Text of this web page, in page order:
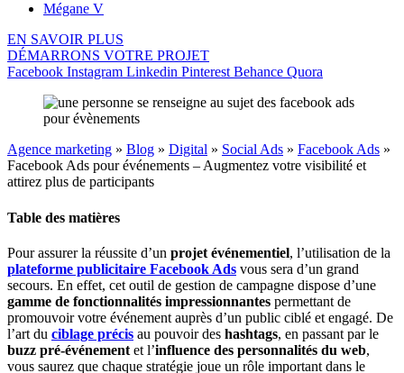
Mégane V
EN SAVOIR PLUS
DÉMARRONS VOTRE PROJET
Facebook Instagram Linkedin Pinterest Behance Quora
Agence marketing » Blog » Digital » Social Ads » Facebook Ads »
Facebook Ads pour événements – Augmentez votre visibilité et
attirez plus de participants
Table des matières
Pour assurer la réussite d’un projet événementiel, l’utilisation de la
plateforme publicitaire Facebook Ads vous sera d’un grand
secours. En effet, cet outil de gestion de campagne dispose d’une
gamme de fonctionnalités impressionnantes permettant de
promouvoir votre événement auprès d’un public ciblé et engagé. De
l’art du ciblage précis au pouvoir des hashtags, en passant par le
buzz pré-événement et l’influence des personnalités du web,
vous saurez que chaque stratégie joue un rôle important dans le